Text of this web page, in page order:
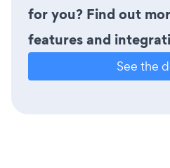
for you? Find out
features and
See the